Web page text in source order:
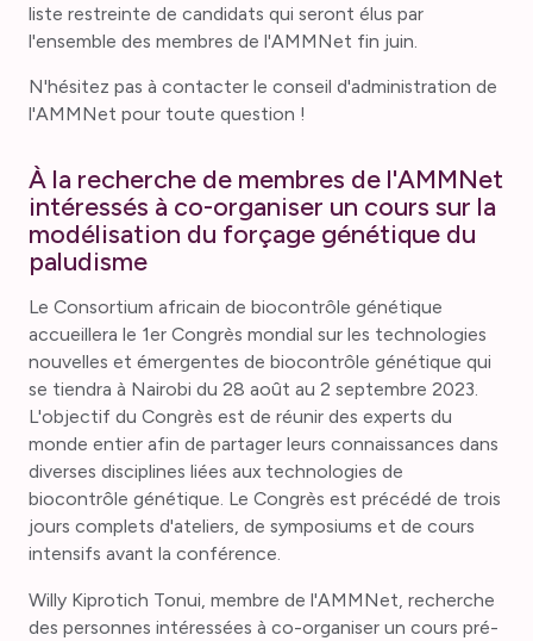
liste restreinte de candidats qui seront élus par
l'ensemble des membres de l'AMMNet fin juin.
N'hésitez pas à contacter le conseil d'administration de
l'AMMNet pour toute question !
À la recherche de membres de l'AMMNet
intéressés à co-organiser un cours sur la
modélisation du forçage génétique du
paludisme
Le Consortium africain de biocontrôle génétique
accueillera le 1er Congrès mondial sur les technologies
nouvelles et émergentes de biocontrôle génétique qui
se tiendra à Nairobi du 28 août au 2 septembre 2023.
L'objectif du Congrès est de réunir des experts du
monde entier afin de partager leurs connaissances dans
diverses disciplines liées aux technologies de
biocontrôle génétique. Le Congrès est précédé de trois
jours complets d'ateliers, de symposiums et de cours
intensifs avant la conférence.
Willy Kiprotich Tonui, membre de l'AMMNet, recherche
des personnes intéressées à co-organiser un cours pré-